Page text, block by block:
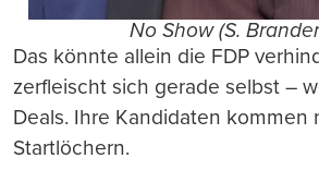
No Show (S.
Das könnte allein die FDP
zerfleischt sich gerade selbst –
Deals. Ihre Kandidaten kommen
Startlöchern.